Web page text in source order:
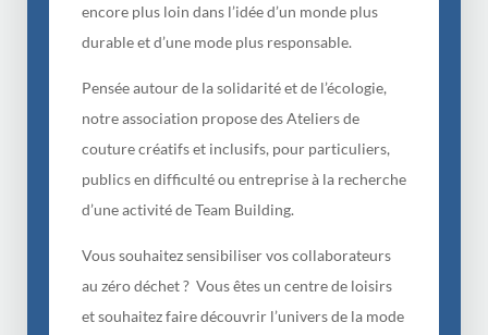
encore plus loin dans l’idée d’un monde plus
durable et d’une mode plus responsable.
Pensée autour de la solidarité et de l’écologie,
notre association propose des Ateliers de
couture créatifs et inclusifs, pour particuliers,
publics en difficulté ou entreprise à la recherche
d’une activité de Team Building.
Vous souhaitez sensibiliser vos collaborateurs
au zéro déchet ? Vous êtes un centre de loisirs
et souhaitez faire découvrir l’univers de la mode